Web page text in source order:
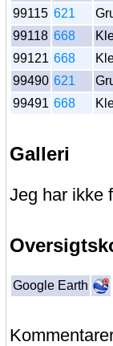
99115 621
99118 668
99121 668
99490 621
99491 668
Galleri
Jeg har ikke
Google Earth